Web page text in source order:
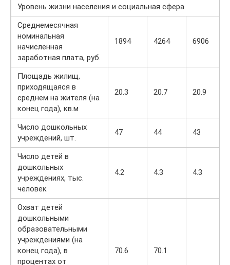
Уровень жизни населения и социальная сфера
Среднемесячная
номинальная
начисленная
заработная плата, руб.
1894 4264 6906
Площадь жилищ,
приходящаяся в
среднем на жителя (на
конец года), кв.м
20.3 20.7 20.9
Число дошкольных
учреждений, шт.
47 44 43
Число детей в
дошкольных
учреждениях, тыс.
человек
4.2 4.3 4.3
Охват детей
дошкольными
образовательными
учреждениями (на
конец года), в
процентах от
70.6 70.1